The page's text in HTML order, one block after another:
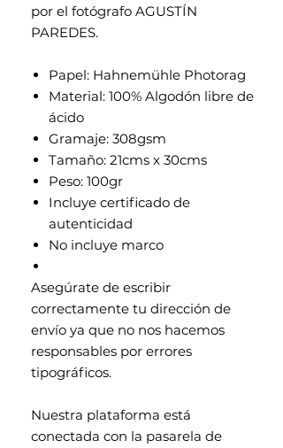
por el fotógrafo AGUSTÍN
PAREDES.
Papel: Hahnemühle Photorag
Material: 100% Algodón libre de
ácido
Gramaje: 308gsm
Tamaño: 21cms x 30cms
Peso: 100gr
Incluye certificado de
autenticidad
No incluye marco
Asegúrate de escribir
correctamente tu dirección de
envío ya que no nos hacemos
responsables por errores
tipográficos.
Nuestra plataforma está
conectada con la pasarela de